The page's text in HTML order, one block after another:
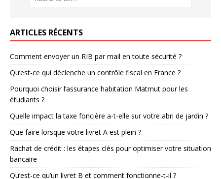
ARTICLES RÉCENTS
Comment envoyer un RIB par mail en toute sécurité ?
Qu’est-ce qui déclenche un contrôle fiscal en France ?
Pourquoi choisir l’assurance habitation Matmut pour les
étudiants ?
Quelle impact la taxe foncière a-t-elle sur votre abri de jardin ?
Que faire lorsque votre livret A est plein ?
Rachat de crédit : les étapes clés pour optimiser votre situation
bancaire
Qu’est-ce qu’un livret B et comment fonctionne-t-il ?